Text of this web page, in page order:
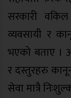
सरकारी
व्यवसायी र
भएको बताए ।
र दस्तुरहरु
सेवा मात्रै